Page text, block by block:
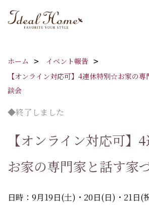
ホーム
イベント報告
【オンライン対応可】4連休特別☆お家の
談会
◆終了しました
【オンライン対応可
お家の専門家と話す家
日時：9月19日(土)・20日(日)・21日(